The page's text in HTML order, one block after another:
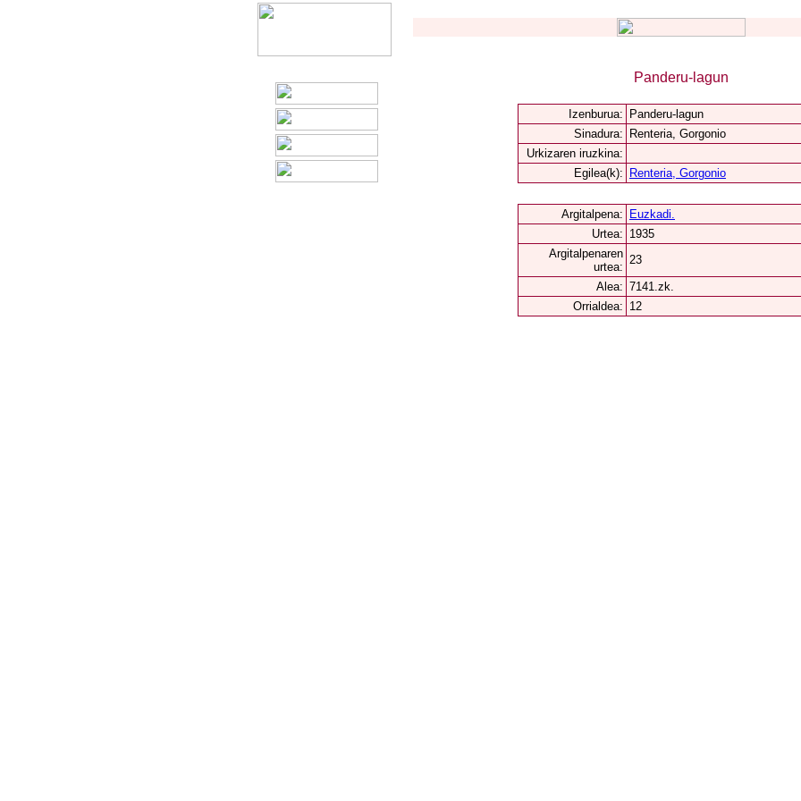
Panderu-lagun
Izenburua:
Panderu-lagun
Sinadura:
Renteria, Gorgonio
Urkizaren iruzkina:
Egilea(k):
Renteria, Gorgonio
Argitalpena:
Euzkadi.
Urtea: 1935
Argitalpenaren
urtea:
23
Alea: 7141.zk.
Orrialdea: 12